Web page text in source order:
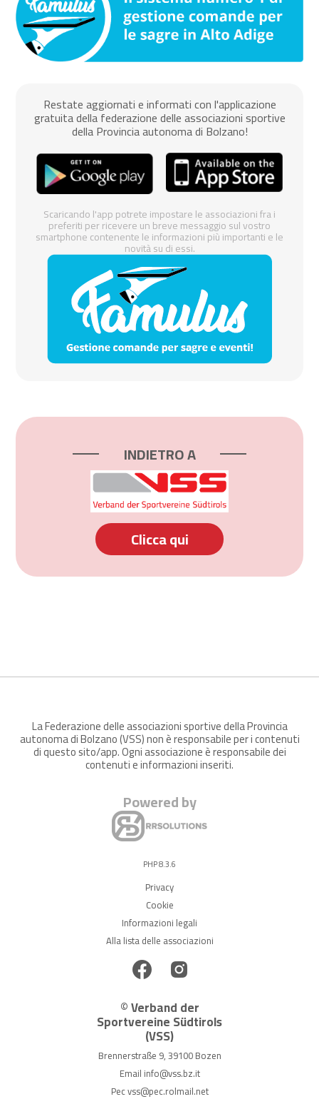
Restate aggiornati e informati con l'applicazione
gratuita della federazione delle associazioni sportive
della Provincia autonoma di Bolzano!
Scaricando l'app potrete impostare le associazioni fra i
preferiti per ricevere un breve messaggio sul vostro
smartphone contenente le informazioni più importanti e le
novità su di essi.
INDIETRO A
Clicca qui
La Federazione delle associazioni sportive della Provincia
autonoma di Bolzano (VSS) non è responsabile per i contenuti
di questo sito/app. Ogni associazione è responsabile dei
contenuti e informazioni inseriti.
Powered by
PHP 8.3.6
Privacy
Cookie
Informazioni legali
Alla lista delle associazioni
© Verband der
Sportvereine Südtirols
(VSS)
Brennerstraße 9, 39100 Bozen
Email info@vss.bz.it
Pecvss@pec.rolmail.net